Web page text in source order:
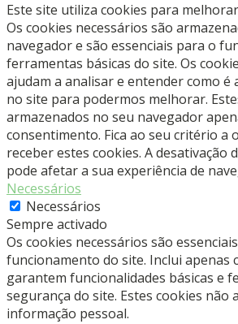
Este site utiliza cookies para
Os cookies necessários são
navegador e são essenciais para o
ferramentas básicas do site. Os
ajudam a analisar e entender como é
no site para podermos melhorar.
armazenados no seu navegador
consentimento. Fica ao seu critério a
receber estes cookies. A desativação
pode afetar a sua experiência de
Necessários
Necessários
Sempre activado
Os cookies necessários são
funcionamento do site. Inclui apenas
garantem funcionalidades básicas e
segurança do site. Estes cookies não
informação pessoal.